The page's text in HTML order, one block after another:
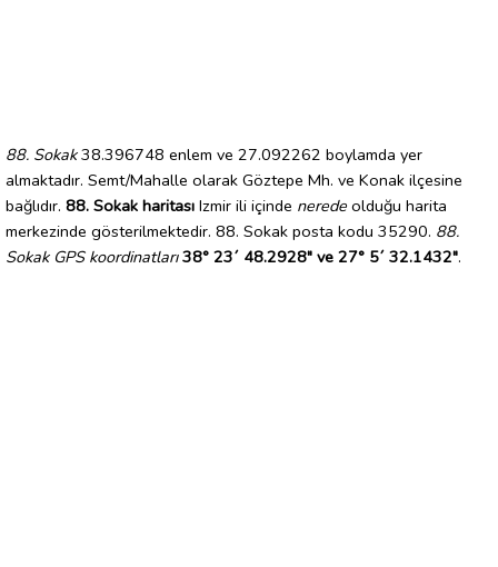
88. Sokak38.396748 enlem ve 27.092262 boylamda yer
almaktadır. Semt/Mahalle olarak Göztepe Mh. ve Konak ilçesine
bağlıdır. 88. Sokak haritası Izmir ili içinde nerede olduğu harita
merkezinde gösterilmektedir. 88. Sokak posta kodu 35290. 88.
Sokak GPS koordinatları 38° 23´ 48.2928" ve 27° 5´ 32.1432".